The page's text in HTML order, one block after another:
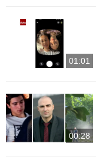
01:01
00:28